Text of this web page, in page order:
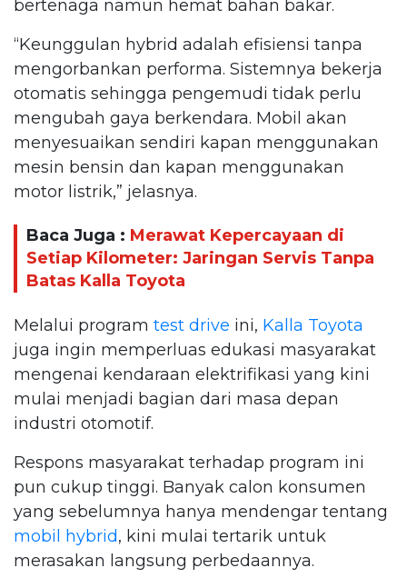
bertenaga namun hemat bahan bakar.
“Keunggulan hybrid adalah efisiensi tanpa
mengorbankan performa. Sistemnya bekerja
otomatis sehingga pengemudi tidak perlu
mengubah gaya berkendara. Mobil akan
menyesuaikan sendiri kapan menggunakan
mesin bensin dan kapan menggunakan
motor listrik,” jelasnya.
Baca Juga : Merawat Kepercayaan di
Setiap Kilometer: Jaringan Servis Tanpa
Batas Kalla Toyota
Melalui program test drive ini, Kalla Toyota
juga ingin memperluas edukasi masyarakat
mengenai kendaraan elektrifikasi yang kini
mulai menjadi bagian dari masa depan
industri otomotif.
Respons masyarakat terhadap program ini
pun cukup tinggi. Banyak calon konsumen
yang sebelumnya hanya mendengar tentang
mobil hybrid, kini mulai tertarik untuk
merasakan langsung perbedaannya.